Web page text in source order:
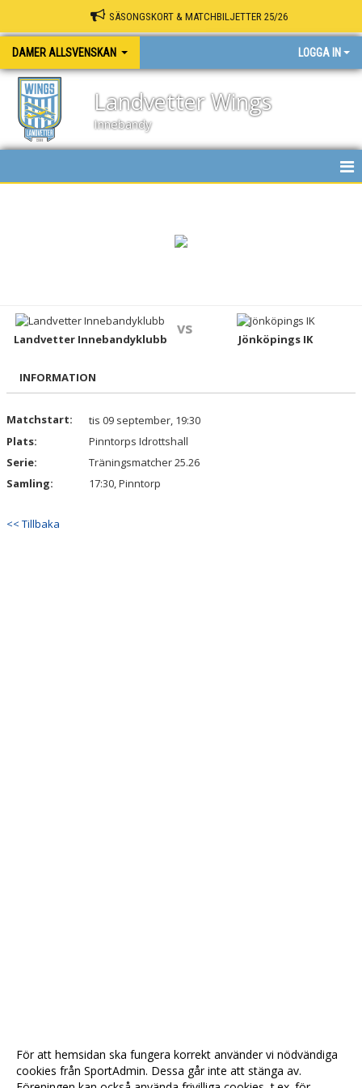
SÄSONGSKORT & MATCHBILJETTER 25/26
DAMER ALLSVENSKAN LOGGA IN
Landvetter Wings
Innebandy
TRUPPEN
BILDGALLERI
KONTAKT
Landvetter Innebandyklubb
vs
Jönköpings IK
INFORMATION
Matchstart:
tis 09 september, 19:30
Plats:
Pinntorps Idrottshall
Serie:
Träningsmatcher 25.26
Samling:
17:30, Pinntorp
<< Tillbaka
För att hemsidan ska fungera korrekt använder vi nödvändiga
cookies från SportAdmin. Dessa går inte att stänga av.